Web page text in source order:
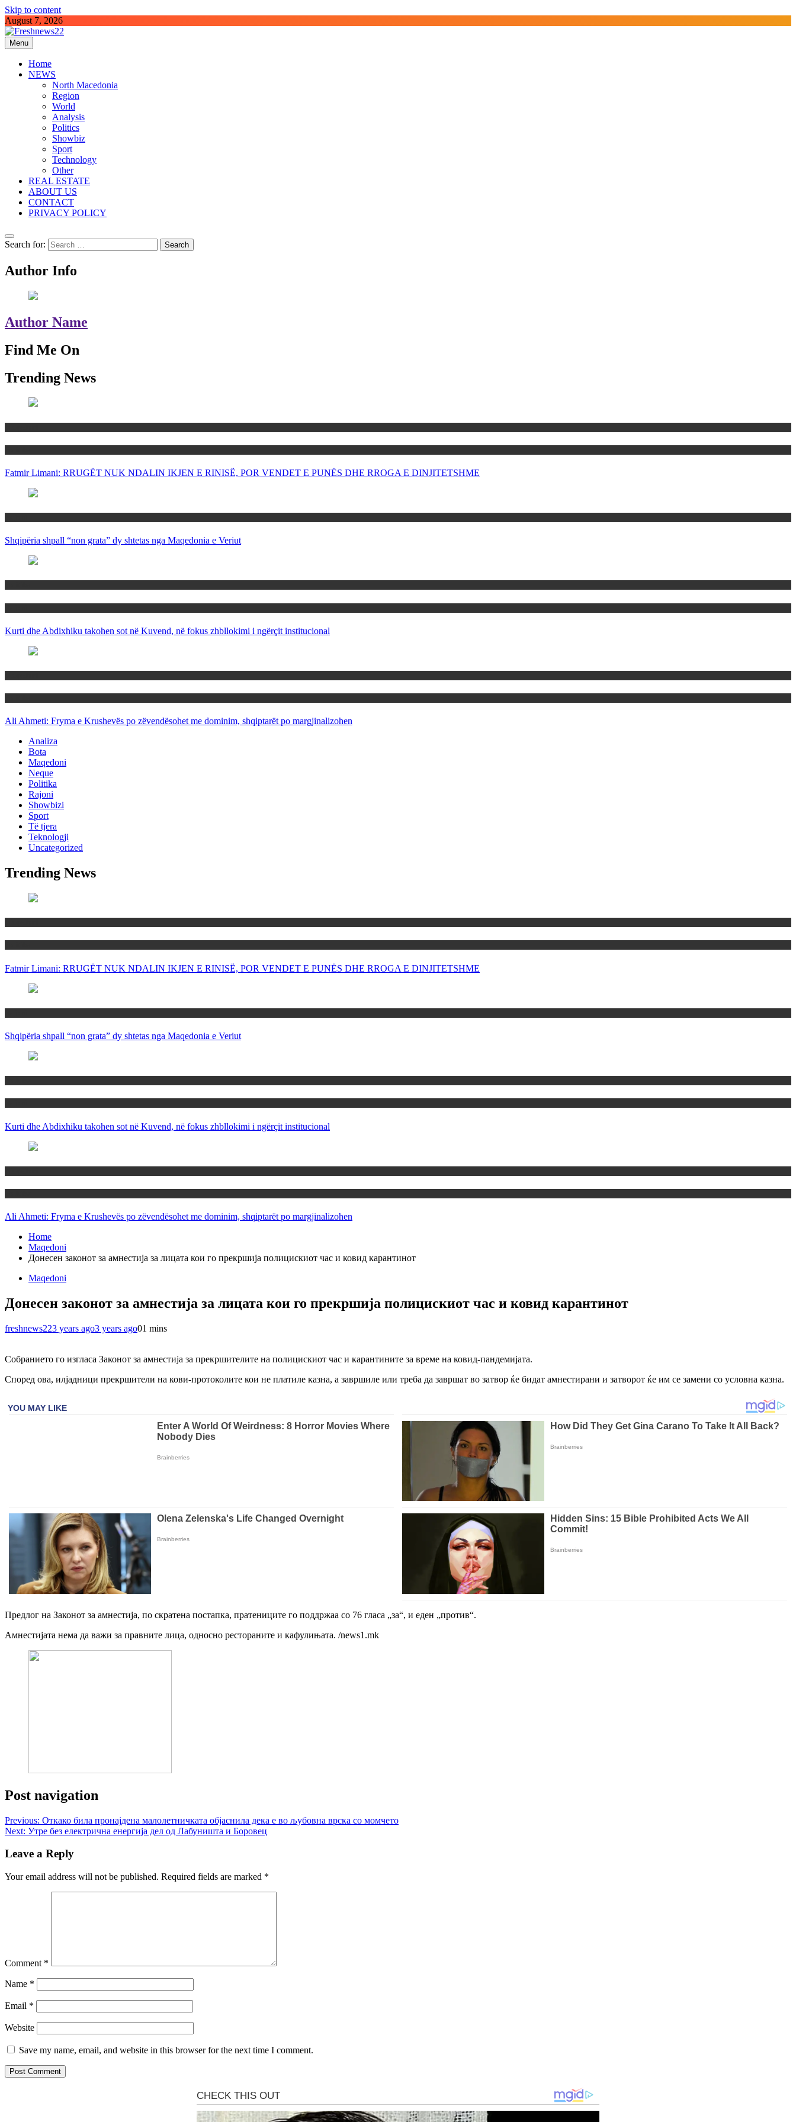
Skip to content
August 7, 2026
Freshnews22
Best News Website in North Macedonia
Menu
Home
NEWS
North Macedonia
Region
World
Analysis
Politics
Showbiz
Sport
Technology
Other
REAL ESTATE
ABOUT US
CONTACT
PRIVACY POLICY
Search for:
Author Info
Author Name
Find Me On
Trending News
Fatmir Limani: RRUGËT NUK NDALIN IKJEN E RINISË, POR VENDET E PUNËS DHE RROGA E DINJITETSHME
Shqipëria shpall “non grata” dy shtetas nga Maqedonia e Veriut
Kurti dhe Abdixhiku takohen sot në Kuvend, në fokus zhbllokimi i ngërçit institucional
Ali Ahmeti: Fryma e Krushevës po zëvendësohet me dominim, shqiptarët po margjinalizohen
Analiza
Bota
Maqedoni
Neque
Politika
Rajoni
Showbizi
Sport
Të tjera
Teknologji
Uncategorized
Trending News
Fatmir Limani: RRUGËT NUK NDALIN IKJEN E RINISË, POR VENDET E PUNËS DHE RROGA E DINJITETSHME
Shqipëria shpall “non grata” dy shtetas nga Maqedonia e Veriut
Kurti dhe Abdixhiku takohen sot në Kuvend, në fokus zhbllokimi i ngërçit institucional
Ali Ahmeti: Fryma e Krushevës po zëvendësohet me dominim, shqiptarët po margjinalizohen
Home
Maqedoni
Донесен законот за амнестија за лицата кои го прекршија полицискиот час и ковид карантинот
Maqedoni
Донесен законот за амнестија за лицата кои го прекршија полицискиот час и ковид карантинот
freshnews223 years ago3 years ago01 mins
Собранието го изгласа Законот за амнестија за прекршителите на полицискиот час и карантините за време на ковид-пандемијата.
Според ова, илјадници прекршители на кови-протоколите кои не платиле казна, а завршиле или треба да завршат во затвор ќе бидат амнестирани и затворот ќе им се замени со условна казна.
Предлог на Законот за амнестија, по скратена постапка, пратениците го поддржаа со 76 гласа „за“, и еден „против“.
Амнестијата нема да важи за правните лица, односно рестораните и кафулињата. /news1.mk
Post navigation
Previous: Откако била пронајдена малолетничката објаснила дека е во љубовна врска со момчето
Next: Утре без електрична енергија дел од Лабуништа и Боровец
Leave a Reply
Your email address will not be published. Required fields are marked *
Comment *
Name *
Email *
Website
Save my name, email, and website in this browser for the next time I comment.